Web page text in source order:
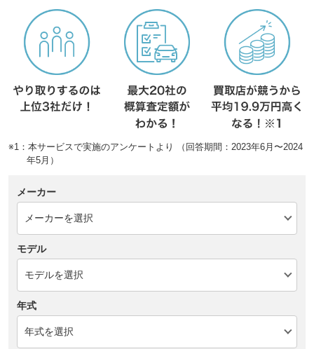
※1：本サービスで実施のアンケートより （回答期間：2023年6月〜2024
年5月）
メーカー
モデル
年式